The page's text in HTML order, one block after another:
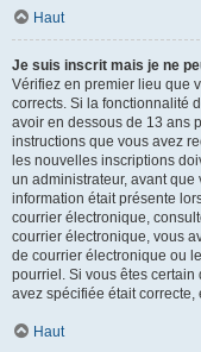
Haut
Je suis inscrit mais je ne
Vérifiez en premier lieu que
corrects. Si la fonctionnalité
avoir en dessous de 13 ans
instructions que vous avez
les nouvelles inscriptions
un administrateur, avant
information était présente
courrier électronique,
courrier électronique, vous
de courrier électronique ou
pourriel. Si vous êtes
avez spécifiée était
Haut